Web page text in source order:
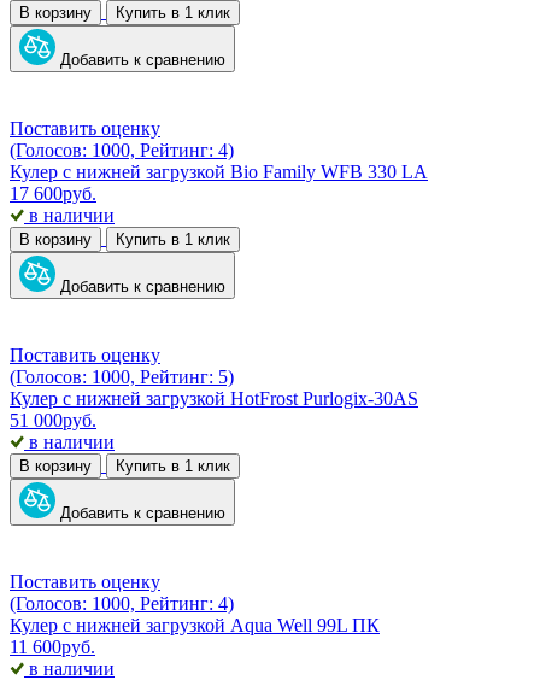
В корзину Купить в 1 клик
Добавить к сравнению
Поставить оценку
(Голосов: 1000, Рейтинг: 4)
Кулер с нижней загрузкой Bio Family WFB 330 LA
17 600руб.
в наличии
В корзину Купить в 1 клик
Добавить к сравнению
Поставить оценку
(Голосов: 1000, Рейтинг: 5)
Кулер с нижней загрузкой HotFrost Purlogix-30AS
51 000руб.
в наличии
В корзину Купить в 1 клик
Добавить к сравнению
Поставить оценку
(Голосов: 1000, Рейтинг: 4)
Кулер с нижней загрузкой Aqua Well 99L ПК
11 600руб.
в наличии